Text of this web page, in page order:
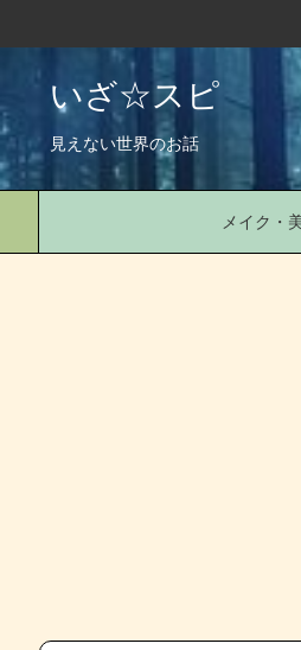
いざ☆スピ
見えない世界のお話
メイク・